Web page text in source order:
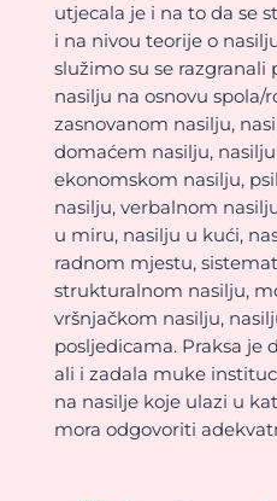
utjecala je i na to da se
i na nivou teorije o
služimo su se razgranali
nasilju na osnovu spola/
zasnovanom nasilju,
domaćem nasilju,
ekonomskom nasilju,
nasilju, verbalnom
u miru, nasilju u kući,
radnom mjestu,
strukturalnom nasilju,
vršnjačkom nasilju,
posljedicama. Praksa je
ali i zadala muke
na nasilje koje ulazi u
mora odgovoriti